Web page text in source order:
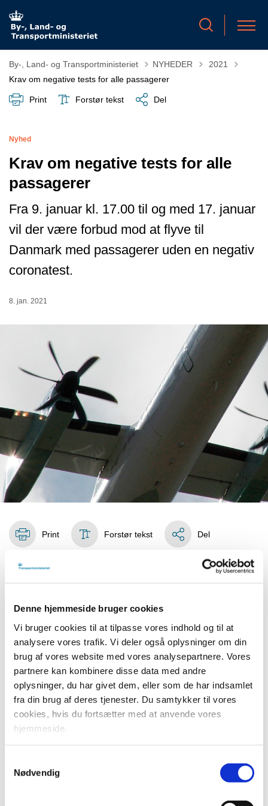
Denne hjemmeside bruger cookies
Vi bruger cookies til at tilpasse vores indhold og til at
analysere vores trafik. Vi deler også oplysninger om din
brug af vores website med vores analysepartnere. Vores
partnere kan kombinere disse data med andre
oplysninger, du har givet dem, eller som de har indsamlet
fra din brug af deres tjenester. Du samtykker til vores
cookies, hvis du fortsætter med at anvende vores
hjemmeside.
Nødvendig
By-, Land- og Transportministeriet NYHEDER Tilbage til
2021
Krav om negative tests for alle passagerer
Print Forstør tekst Del
Nyhed
Krav om negative tests for alle
passagerer
Fra 9. januar kl. 17.00 til og med 17. januar
vil der være forbud mod at flyve til
Danmark med passagerer uden en negativ
coronatest.
8. jan. 2021
Print Forstør tekst Del
For at begrænses smitten med de mere smitsomme
varianter af Covid-19 har regeringen besluttet at indføre et
negative coronatest, før flyselskaberne må tage den dem
med. Testen skal være taget indenfor 24 timer før
passageren går ombord på flyet.
Det er sundhedsmyndighedernes anbefaling at forebygge
nye introduktioner af smitten i Danmark, og derfor udvider
regeringen nu de regler, der gælder for passagerer fra
Storbritannien til at omfatte hele verden.
negativ coronatest. På den måde sikrer vi, at der ikke
kommer passagerer fra Storbritannien eller fra Sydafrika